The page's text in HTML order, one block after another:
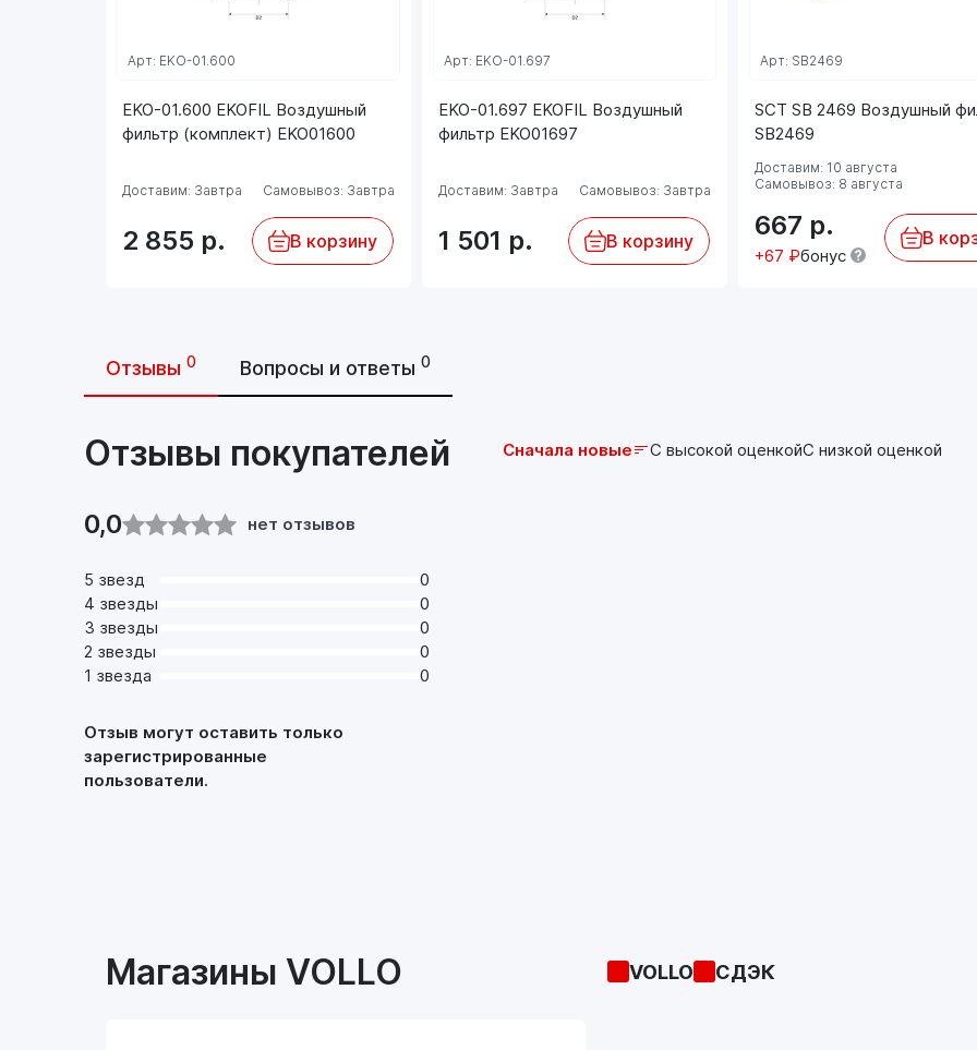
EKO-01.600 EKOFIL Воздушный
фильтр (комплект) EKO01600
Арт: EKO-01.600
Доставим: Завтра Самовывоз: Завтра
2 855 р. В корзину
EKO-01.697 EKOFIL Воздушный
фильтр EKO01697
Арт: EKO-01.697
Доставим: Завтра Самовывоз: Завтра
1 501 р. В корзину
SCT SB 2469 Воздушный
SB2469
Арт: SB2469
Доставим: 10 августа
Самовывоз: 8 августа
667 р.
+67 ₽бонус
В
Отзывы 0 Вопросы и ответы 0
Отзывы покупателей
0,0 нет отзывов
5 звезд
0
4 звезды
0
3 звезды
0
2 звезды
0
1 звезда
0
Отзыв могут оставить только
зарегистрированные
пользователи.
Сначала новые С высокой оценкойС низкой оценкой
Магазины VOLLO VOLLO СДЭК